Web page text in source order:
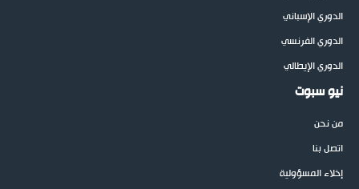
الدوري الإسباني
الدوري الفرنسي
الدوري الإيطالي
نيو سبوت
من نحن
اتصل بنا
إخلاء المسؤولية